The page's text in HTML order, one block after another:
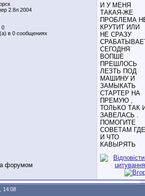
2.8л 2004
0
в 0 сообщениях
И У МЕНЯ
ТАКАЯ-ЖЕ
ПРОБЛЕМА
КРУТИТ ИЛИ
НЕ СРАЗУ
СЕГОДНЯ
ВОПШЕ
ПРЕШЛОСЬ
ЛЕЗТЬ ПОД
МАШИНУ И
ЗАМЫКАТЬ
СТАРТЕР НА
ПРЕМУЮ ,
ТОЛЬКО ТАК
ЗАВЕЛАСЬ .
ПОМОГИТЕ
СОВЕТАМ ГДЕ
И ЧТО
КАВЫРЯТЬ
14:08